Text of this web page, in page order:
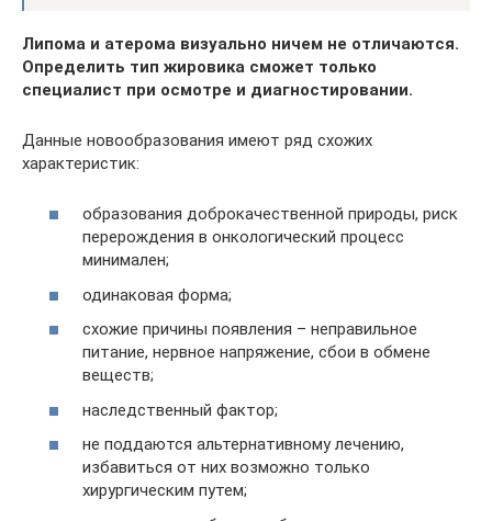
Липома и атерома визуально ничем не отличаются.
Определить тип жировика сможет только
специалист при осмотре и диагностировании.
Данные новообразования имеют ряд схожих
характеристик:
образования доброкачественной природы, риск
перерождения в онкологический процесс
минимален;
одинаковая форма;
схожие причины появления – неправильное
питание, нервное напряжение, сбои в обмене
веществ;
наследственный фактор;
не поддаются альтернативному лечению,
избавиться от них возможно только
хирургическим путем;